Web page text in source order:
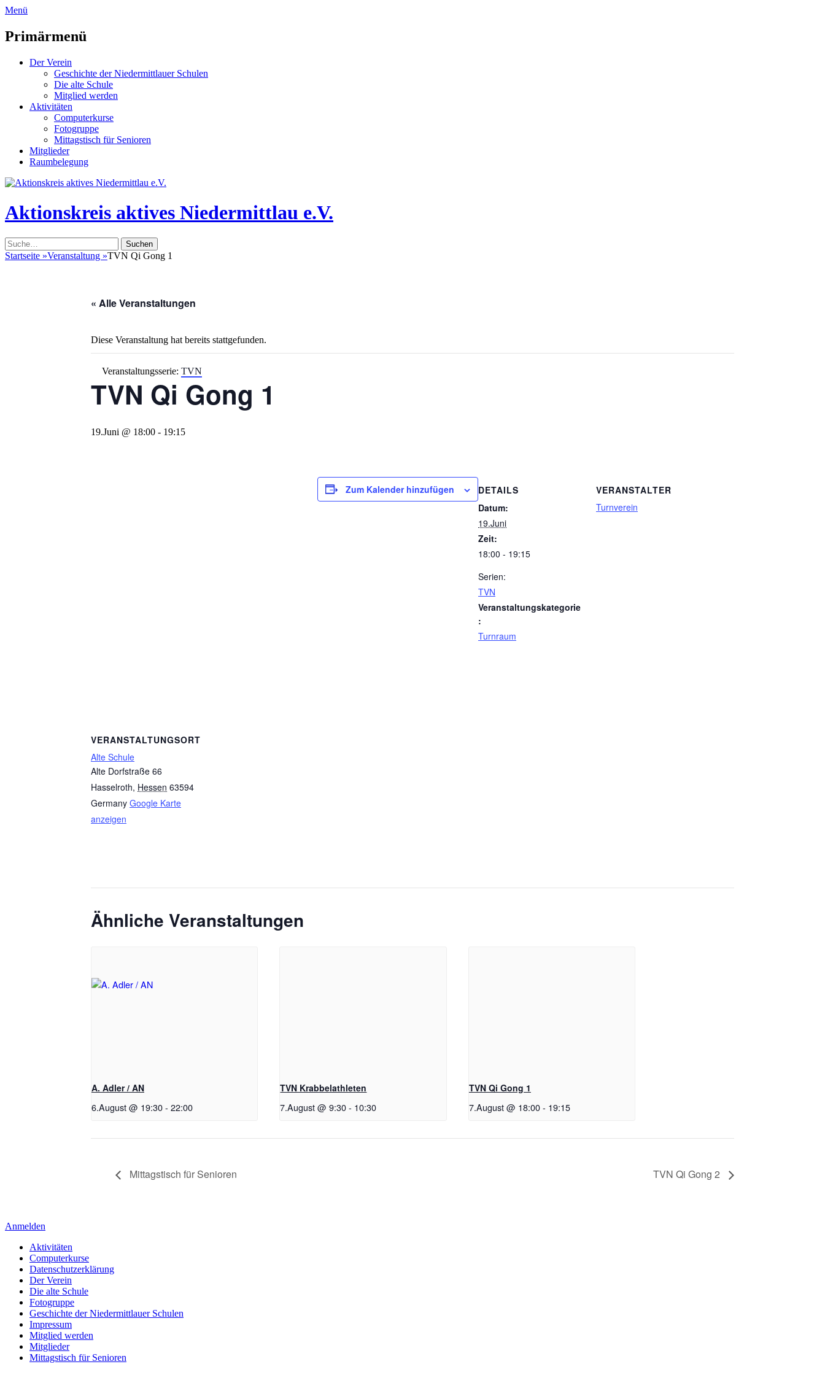
zum
überspringen
Menü
Primärmenü
Der Verein
Geschichte der Niedermittlauer Schulen
Die alte Schule
Mitglied werden
Aktivitäten
Computerkurse
Fotogruppe
Mittagstisch für Senioren
Mitglieder
Raumbelegung
Header
Aktionskreis aktives Niedermittlau e.V.
Suche
nach:
Startseite »Veranstaltung »TVN Qi Gong 1
« Alle Veranstaltungen
Diese Veranstaltung hat bereits stattgefunden.
Veranstaltungsserie: TVN
TVN Qi Gong 1
19.Juni @ 18:00 - 19:15
Zum Kalender hinzufügen
DETAILS
Datum:
19.Juni
Zeit:
18:00 - 19:15
Serien:
TVN
Veranstaltungskategorie
:
Turnraum
VERANSTALTER
Turnverein
VERANSTALTUNGSORT
Alte Schule
Alte Dorfstraße 66
Hasselroth, Hessen 63594
Germany Google Karte
anzeigen
Ähnliche Veranstaltungen
A. Adler / AN
6.August @ 19:30- 22:00
TVN Krabbelathleten
7.August @ 9:30 - 10:30
TVN Qi Gong 1
7.August @ 18:00- 19:15
Mittagstisch für Senioren TVN Qi Gong 2
Anmelden
Aktivitäten
Computerkurse
Datenschutzerklärung
Der Verein
Die alte Schule
Fotogruppe
Geschichte der Niedermittlauer Schulen
Impressum
Mitglied werden
Mitglieder
Mittagstisch für Senioren